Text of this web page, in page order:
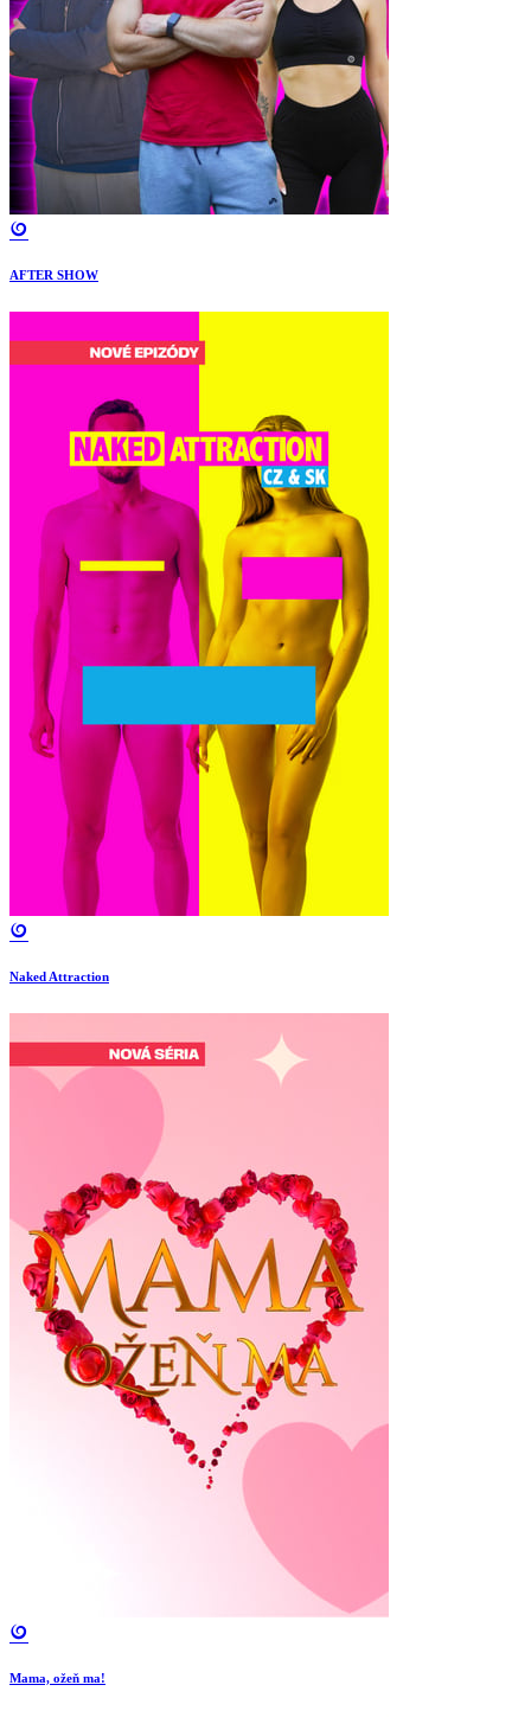
AFTER SHOW
Naked Attraction
Mama, ožeň ma!